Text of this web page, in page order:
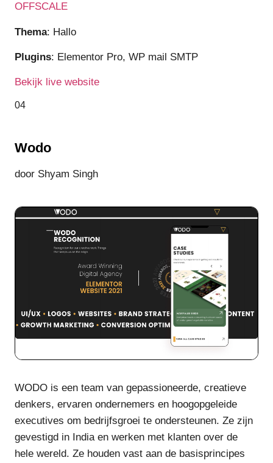
OFFSCALE
Thema: Hallo
Plugins: Elementor Pro, WP mail SMTP
Bekijk live website
04
Wodo
door Shyam Singh
WODO is een team van gepassioneerde, creatieve
denkers, ervaren ondernemers en hoogopgeleide
executives om bedrijfsgroei te ondersteunen. Ze zijn
gevestigd in India en werken met klanten over de
hele wereld. Ze houden vast aan de basisprincipes